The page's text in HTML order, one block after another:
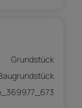
Grundstück